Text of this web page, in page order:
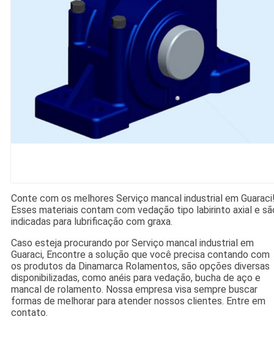
Conte com os melhores Serviço mancal industrial em
Esses materiais contam com vedação tipo labirinto axial e
indicadas para lubrificação com graxa.
Caso esteja procurando por Serviço mancal industrial em
Guaraci, Encontre a solução que você precisa contando com
os produtos da Dinamarca Rolamentos, são opções diversas
disponibilizadas, como anéis para vedação, bucha de aço e
mancal de rolamento. Nossa empresa visa sempre buscar
formas de melhorar para atender nossos clientes. Entre em
contato.